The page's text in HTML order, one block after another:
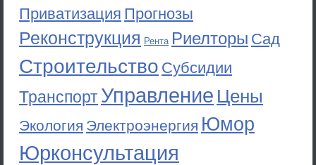
Приватизация Прогнозы
Реконструкция Рента Риелторы Сад
Строительство Субсидии
ТранспортУправление Цены
Экология Электроэнергия Юмор
Юрконсультация